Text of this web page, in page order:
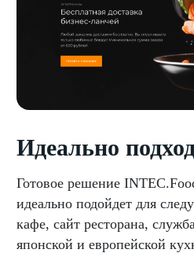
Идеально
Готовое решение
идеально подойдет для
кафе, сайт ресторана,
японской и европейской